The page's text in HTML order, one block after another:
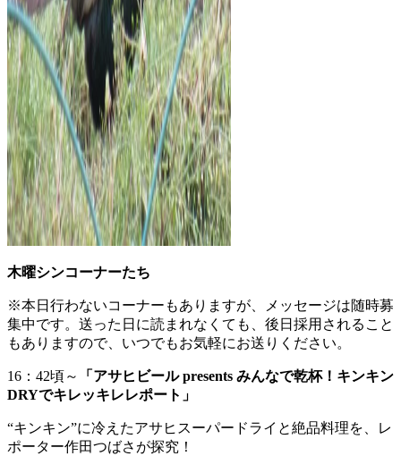
木曜シンコーナーたち
※本日行わないコーナーもありますが、メッセージは随時募
集中です。送った日に読まれなくても、後日採用されること
もありますので、いつでもお気軽にお送りください。
16：42頃～
「アサヒビール presents みんなで乾杯！キンキン
DRYでキレッキレレポート」
“キンキン”に冷えたアサヒスーパードライと絶品料理を、レ
ポーター作田つばさが探究！